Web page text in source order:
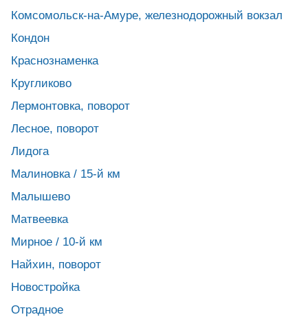
Комсомольск-на-Амуре, железнодорожный вокзал
Кондон
Краснознаменка
Кругликово
Лермонтовка, поворот
Лесное, поворот
Лидога
Малиновка / 15-й км
Малышево
Матвеевка
Мирное / 10-й км
Найхин, поворот
Новостройка
Отрадное